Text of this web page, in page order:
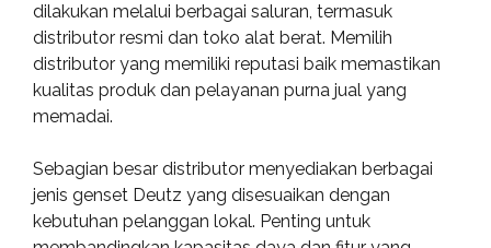
dilakukan melalui berbagai saluran, termasuk
distributor resmi dan toko alat berat. Memilih
distributor yang memiliki reputasi baik memastikan
kualitas produk dan pelayanan purna jual yang
memadai.
Sebagian besar distributor menyediakan berbagai
jenis genset Deutz yang disesuaikan dengan
kebutuhan pelanggan lokal. Penting untuk